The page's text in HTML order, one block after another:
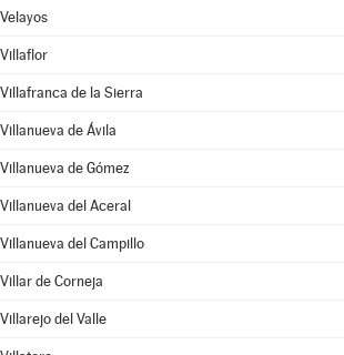
Velayos
Villaflor
Villafranca de la Sierra
Villanueva de Ávila
Villanueva de Gómez
Villanueva del Aceral
Villanueva del Campillo
Villar de Corneja
Villarejo del Valle